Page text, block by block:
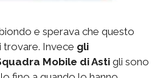
e sperava che questo
trovare. Invece gli
Mobile di Asti gli sono